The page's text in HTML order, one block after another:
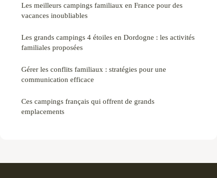
Les meilleurs campings familiaux en France pour des
vacances inoubliables
Les grands campings 4 étoiles en Dordogne : les activités
familiales proposées
Gérer les conflits familiaux : stratégies pour une
communication efficace
Ces campings français qui offrent de grands
emplacements